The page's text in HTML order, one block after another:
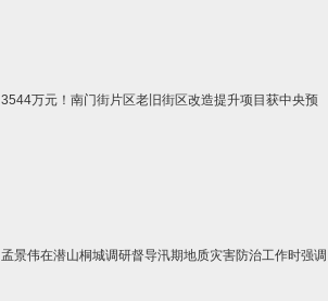
3544万元！南门街片区老旧街区改造提升项目获中央预
孟景伟在潜山桐城调研督导汛期地质灾害防治工作时强调